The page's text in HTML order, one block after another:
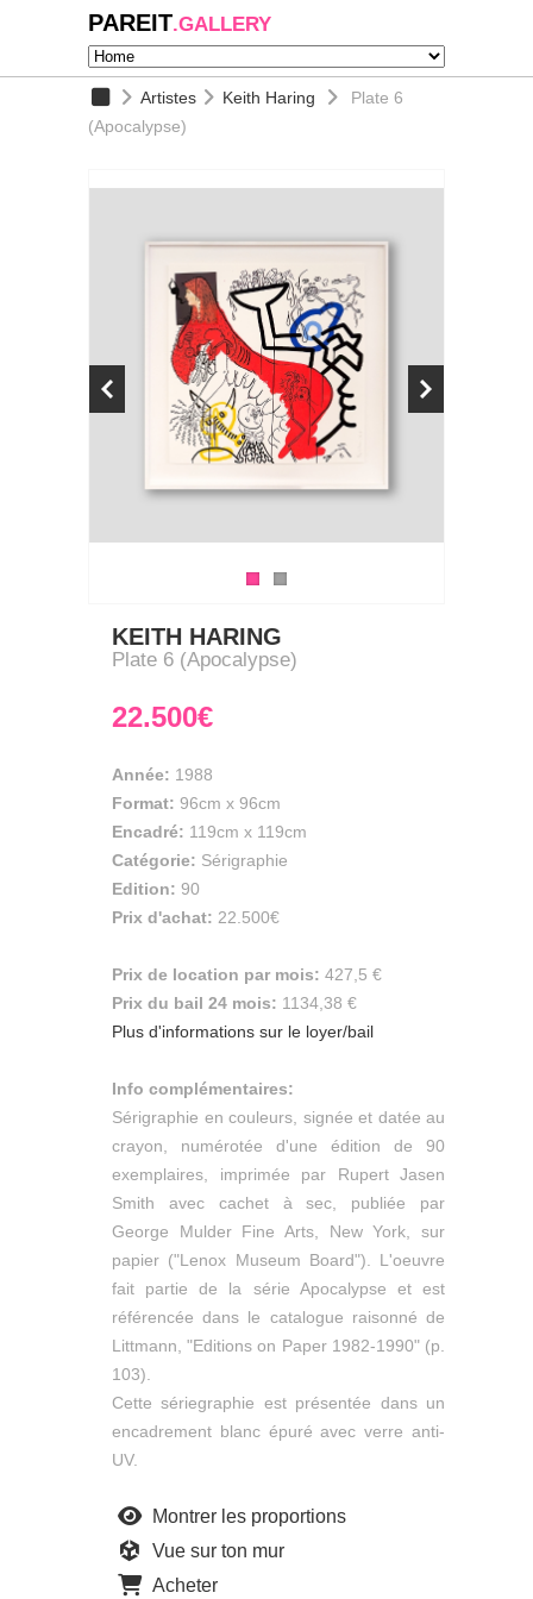
PAREIT.GALLERY
Artistes Keith Haring
Plate 6
(Apocalypse)
KEITH HARING
Plate 6 (Apocalypse)
22.500€
Année: 1988
Format: 96cm x 96cm
Encadré: 119cm x 119cm
Catégorie: Sérigraphie
Edition: 90
Prix d'achat: 22.500€
Prix de location par mois: 427,5 €
Prix du bail 24 mois: 1134,38 €
Plus d'informations sur le loyer/bail
Info complémentaires:
Sérigraphie en couleurs, signée et datée au
crayon, numérotée d'une édition de 90
exemplaires, imprimée par Rupert Jasen
Smith avec cachet à sec, publiée par
George Mulder Fine Arts, New York, sur
papier ("Lenox Museum Board"). L'oeuvre
fait partie de la série Apocalypse et est
référencée dans le catalogue raisonné de
Littmann, "Editions on Paper 1982-1990" (p.
103).
Cette sériegraphie est présentée dans un
encadrement blanc épuré avec verre anti-
UV.
Montrer les proportions
Vue sur ton mur
Acheter